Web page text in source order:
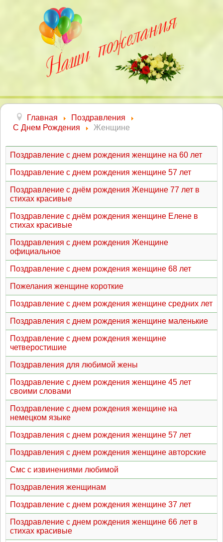
Главная
Поздравления
С Днем Рождения
Женщине
Поздравление с днем рождения женщине на 60 лет
Поздравление с днем рождения женщине 57 лет
Поздравление с днём рождения Женщине 77 лет в
стихах красивые
Поздравление с днём рождения женщине Елене в
стихах красивые
Поздравления с днем рождения Женщине
официальное
Поздравление с днем рождения женщине 68 лет
Пожелания женщине короткие
Поздравление с днем рождения женщине средних лет
Поздравления с днем рождения женщине маленькие
Поздравление с днем рождения женщине
четверостишие
Поздравления для любимой жены
Поздравление с днем рождения женщине 45 лет
своими словами
Поздравление с днем рождения женщине на
немецком языке
Поздравления с днем рождения женщине 57 лет
Поздравления с днем рождения женщине авторские
Смс с извинениями любимой
Поздравления женщинам
Поздравление с днем рождения женщине 37 лет
Поздравление с днем рождения женщине 66 лет в
стихах красивые